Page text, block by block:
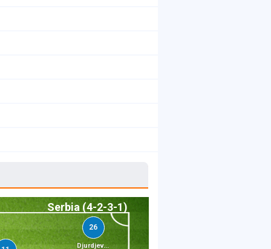
Serbia (4-2-3-1)
26
Djurdjev...